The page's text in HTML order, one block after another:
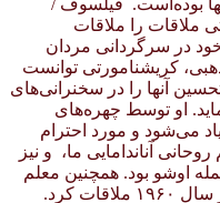
بوده‌است. فیلسوف /
ملاقات را ملاقات
در سرگردانی مردان
کریشنامورتی توانست
آنها را در سخنرانی‌های
او توسط چهره‌های
می‌شود و مورد احترام
آناندامایی ما، و نیز
اوشو بود. همچنین معلم
روحانی ویمالا تاکار با کریشنامورتی در سال ۱۹۶۰ ملاقات کرد.